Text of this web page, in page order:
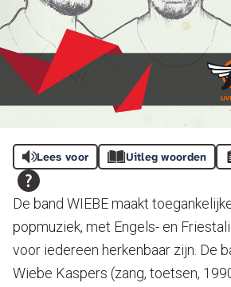
Lees voor Uitleg woorden
De band WIEBE maakt
popmuziek, met Engels- en
voor iedereen herkenbaar zijn. De
Wiebe Kaspers (zang, toetsen,